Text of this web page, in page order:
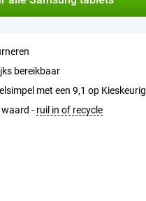
bereikbaar
met een 9,1 op Kieskeurig
- ruil in of recycle